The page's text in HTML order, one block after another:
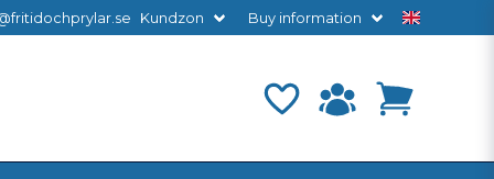
Kundzon Buy information